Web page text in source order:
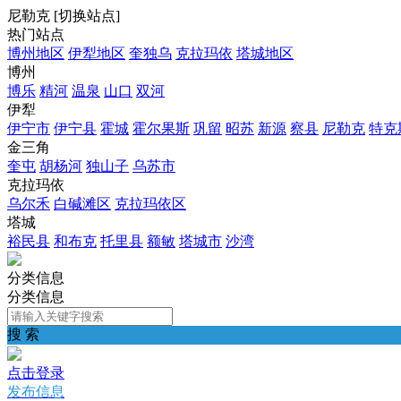
尼勒克 [切换站点]
热门站点
博州地区 伊犁地区 奎独乌 克拉玛依 塔城地区
博州
博乐 精河 温泉 山口 双河
伊犁
伊宁市 伊宁县 霍城 霍尔果斯 巩留 昭苏 新源 察县 尼勒克 特克
金三角
奎屯 胡杨河 独山子 乌苏市
克拉玛依
乌尔禾 白碱滩区 克拉玛依区
塔城
裕民县 和布克 托里县 额敏 塔城市 沙湾
分类信息
分类信息
搜 索
点击登录
发布信息